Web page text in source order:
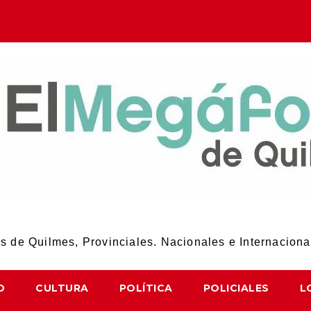
de Quilmes, Provinciales. Nacionales e
CULTURA POLÍTICA POLICIALES